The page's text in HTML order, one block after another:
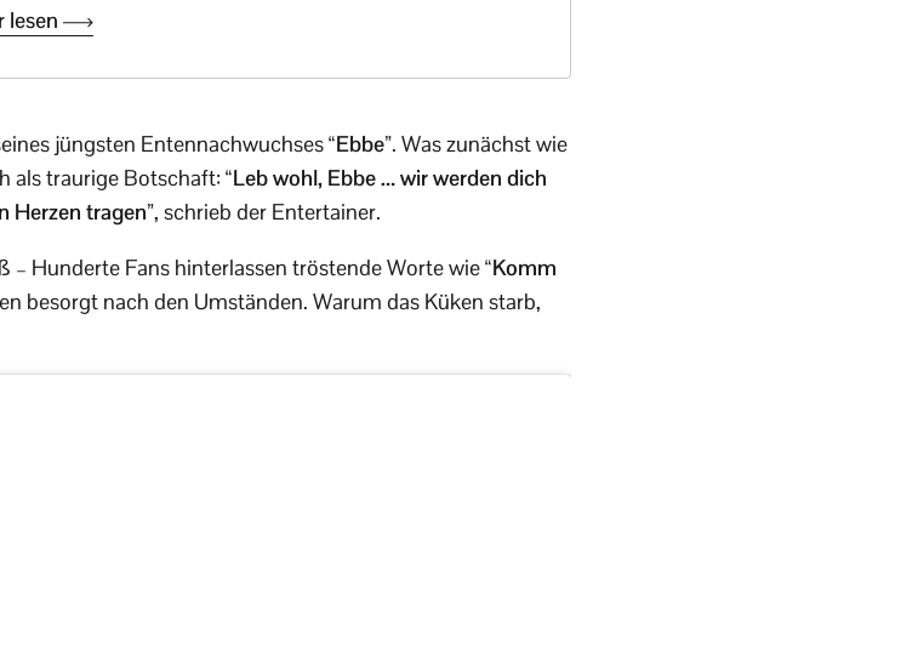
lesen
jüngsten Entennachwuchses“Ebbe”. Was zunächst wie
als traurige Botschaft: “Leb wohl, Ebbe … wir werden dich
Herzen tragen”, schrieb der Entertainer.
Hunderte Fans hinterlassen tröstende Worte wie“Komm
besorgt nach den Umständen. Warum das Küken starb,